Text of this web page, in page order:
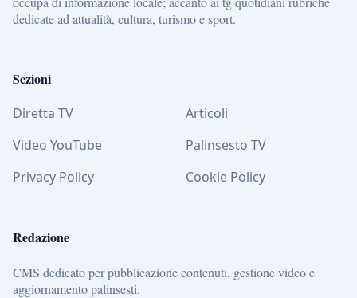
dedicate ad attualità, cultura, turismo e sport.
Sezioni
Diretta TV
Articoli
Video YouTube
Palinsesto TV
Privacy Policy
Cookie Policy
Redazione
CMS dedicato per pubblicazione contenuti, gestione video e
aggiornamento palinsesti.